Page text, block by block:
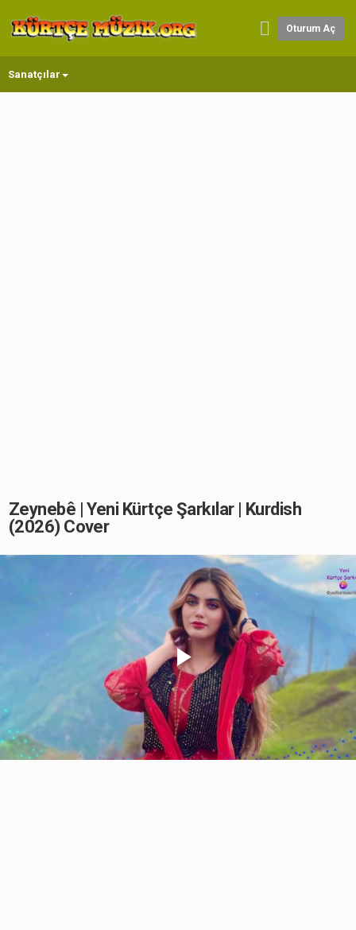
Oturum Aç
Sanatçılar
Zeynebê | Yeni Kürtçe Şarkılar | Kurdish
(2026) Cover
Play
Video